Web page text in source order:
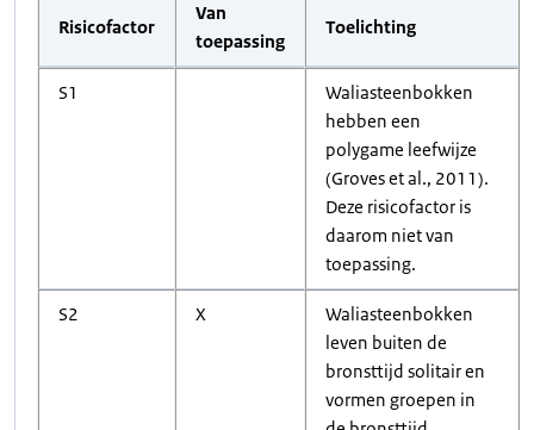
Risicofactor
Van
toepassing
Toelichting
S1
Waliasteenbokken
hebben een
polygame leefwijze
(Groves et al., 2011).
Deze risicofactor is
daarom niet van
toepassing.
S2 X
Waliasteenbokken
leven buiten de
bronsttijd solitair en
vormen groepen in